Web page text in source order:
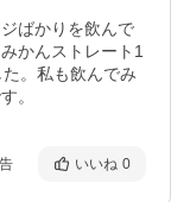
ばかりを飲んで
かんストレート1
。私も飲んでみ
。
いいね 0